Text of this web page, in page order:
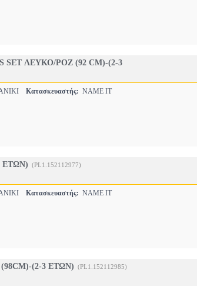
SET ΛΕΥΚΟ/ΡΟΖ (92 CM)-(2-3
Κατασκευαστής: NAME IT
ΕΤΩΝ) (PL1.152112977)
Κατασκευαστής: NAME IT
(2-3 ΕΤΩΝ) (PL1.152112985)